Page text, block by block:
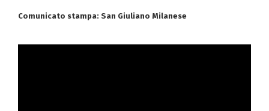
Comunicato stampa: San Giuliano Milanese